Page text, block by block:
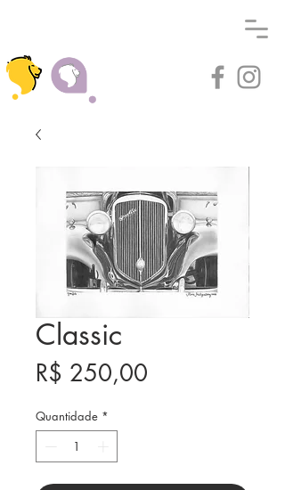
Classic
R$ 250,00
Quantidade *